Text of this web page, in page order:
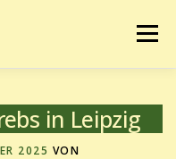
Menü
INFORMATIONEN
in Leipzig
2025 VON